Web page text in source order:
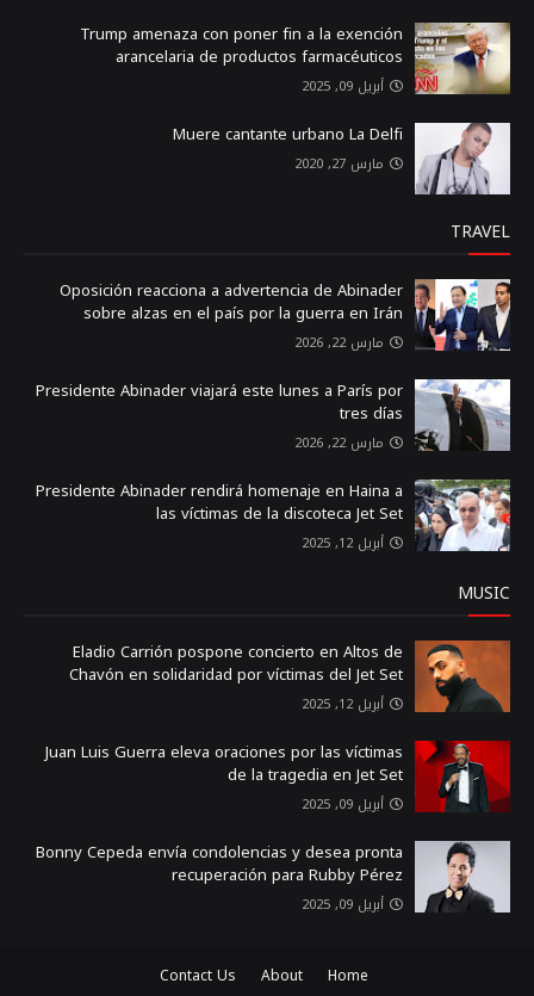
Trump amenaza con poner fin a la exención
arancelaria de productos farmacéuticos
أبريل 09, 2025
Muere cantante urbano La Delfi
مارس 27, 2020
TRAVEL
Oposición reacciona a advertencia de Abinader
sobre alzas en el país por la guerra en Irán
مارس 22, 2026
Presidente Abinader viajará este lunes a París por
tres días
مارس 22, 2026
Presidente Abinader rendirá homenaje en Haina a
las víctimas de la discoteca Jet Set
أبريل 12, 2025
MUSIC
Eladio Carrión pospone concierto en Altos de
Chavón en solidaridad por víctimas del Jet Set
أبريل 12, 2025
Juan Luis Guerra eleva oraciones por las víctimas
de la tragedia en Jet Set
أبريل 09, 2025
Bonny Cepeda envía condolencias y desea pronta
recuperación para Rubby Pérez
أبريل 09, 2025
Home
About
Contact Us